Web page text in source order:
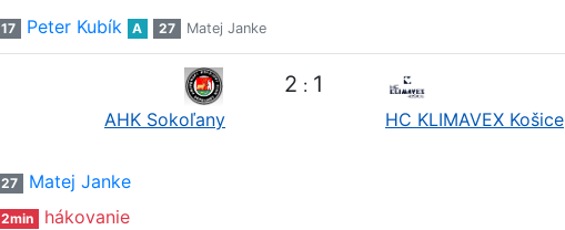
17 Peter Kubík A 27 Matej Janke
AHK Sokoľany
2 : 1
HC KLIMAVEX Košice
27 Matej Janke
2min hákovanie